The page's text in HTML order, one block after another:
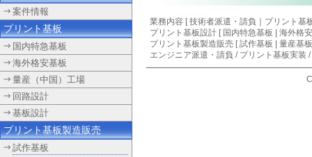
業務内容 [技術者派遣・請負
プリント基
プリント基板設計 [ 国内特急基板
海外格
プリント基板製造販売 [ 試作基板 | 量産基
エンジニア派遣・請負 / プリント基板実装 /
案件情報
プリント基板
国内特急基板
海外格安基板
量産（中国）工場
回路設計
基板設計
プリント基板製造販売
試作基板